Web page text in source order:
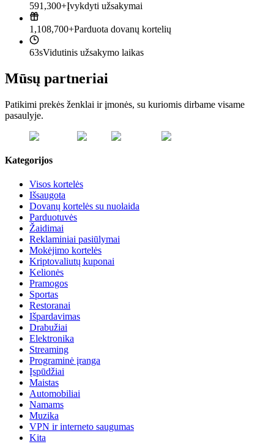
591,300+Įvykdyti užsakymai
1,108,700+Parduota dovanų kortelių
63sVidutinis užsakymo laikas
Mūsų partneriai
Patikimi prekės ženklai ir įmonės, su kuriomis dirbame visame
pasaulyje.
Kategorijos
Visos kortelės
Išsaugota
Dovanų kortelės su nuolaida
Parduotuvės
Žaidimai
Reklaminiai pasiūlymai
Mokėjimo kortelės
Kriptovaliutų kuponai
Kelionės
Pramogos
Sportas
Restoranai
Išpardavimas
Drabužiai
Elektronika
Streaming
Programinė įranga
Įspūdžiai
Maistas
Automobiliai
Namams
Muzika
VPN ir interneto saugumas
Kita